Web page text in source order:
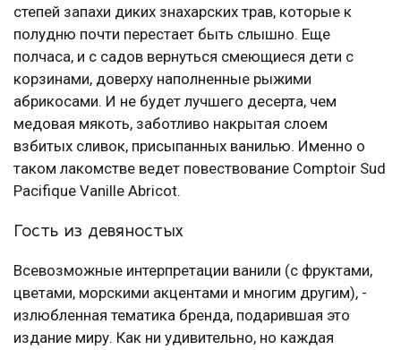
степей запахи диких знахарских трав, которые к
полудню почти перестает быть слышно. Еще
полчаса, и с садов вернуться смеющиеся дети с
корзинами, доверху наполненные рыжими
абрикосами. И не будет лучшего десерта, чем
медовая мякоть, заботливо накрытая слоем
взбитых сливок, присыпанных ванилью. Именно о
таком лакомстве ведет повествование Comptoir Sud
Pacifique Vanille Abricot.
Гость из девяностых
Всевозможные интерпретации ванили (с фруктами,
цветами, морскими акцентами и многим другим), -
излюбленная тематика бренда, подарившая это
издание миру. Как ни удивительно, но каждая